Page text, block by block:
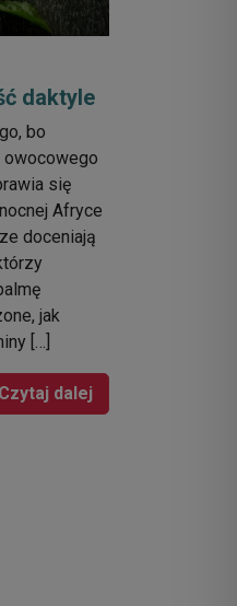
daktyle
bo
owocowego
się
Afryce
doceniają
jak
[…]
Czytaj dalej